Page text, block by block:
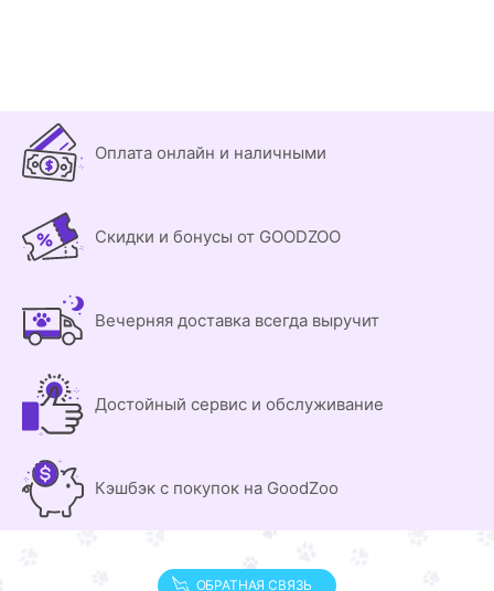
Оплата онлайн и наличными
Скидки и бонусы от GOODZOO
Вечерняя доставка всегда выручит
Достойный сервис и обслуживание
Кэшбэк с покупок на GoodZoo
ОБРАТНАЯ СВЯЗЬ